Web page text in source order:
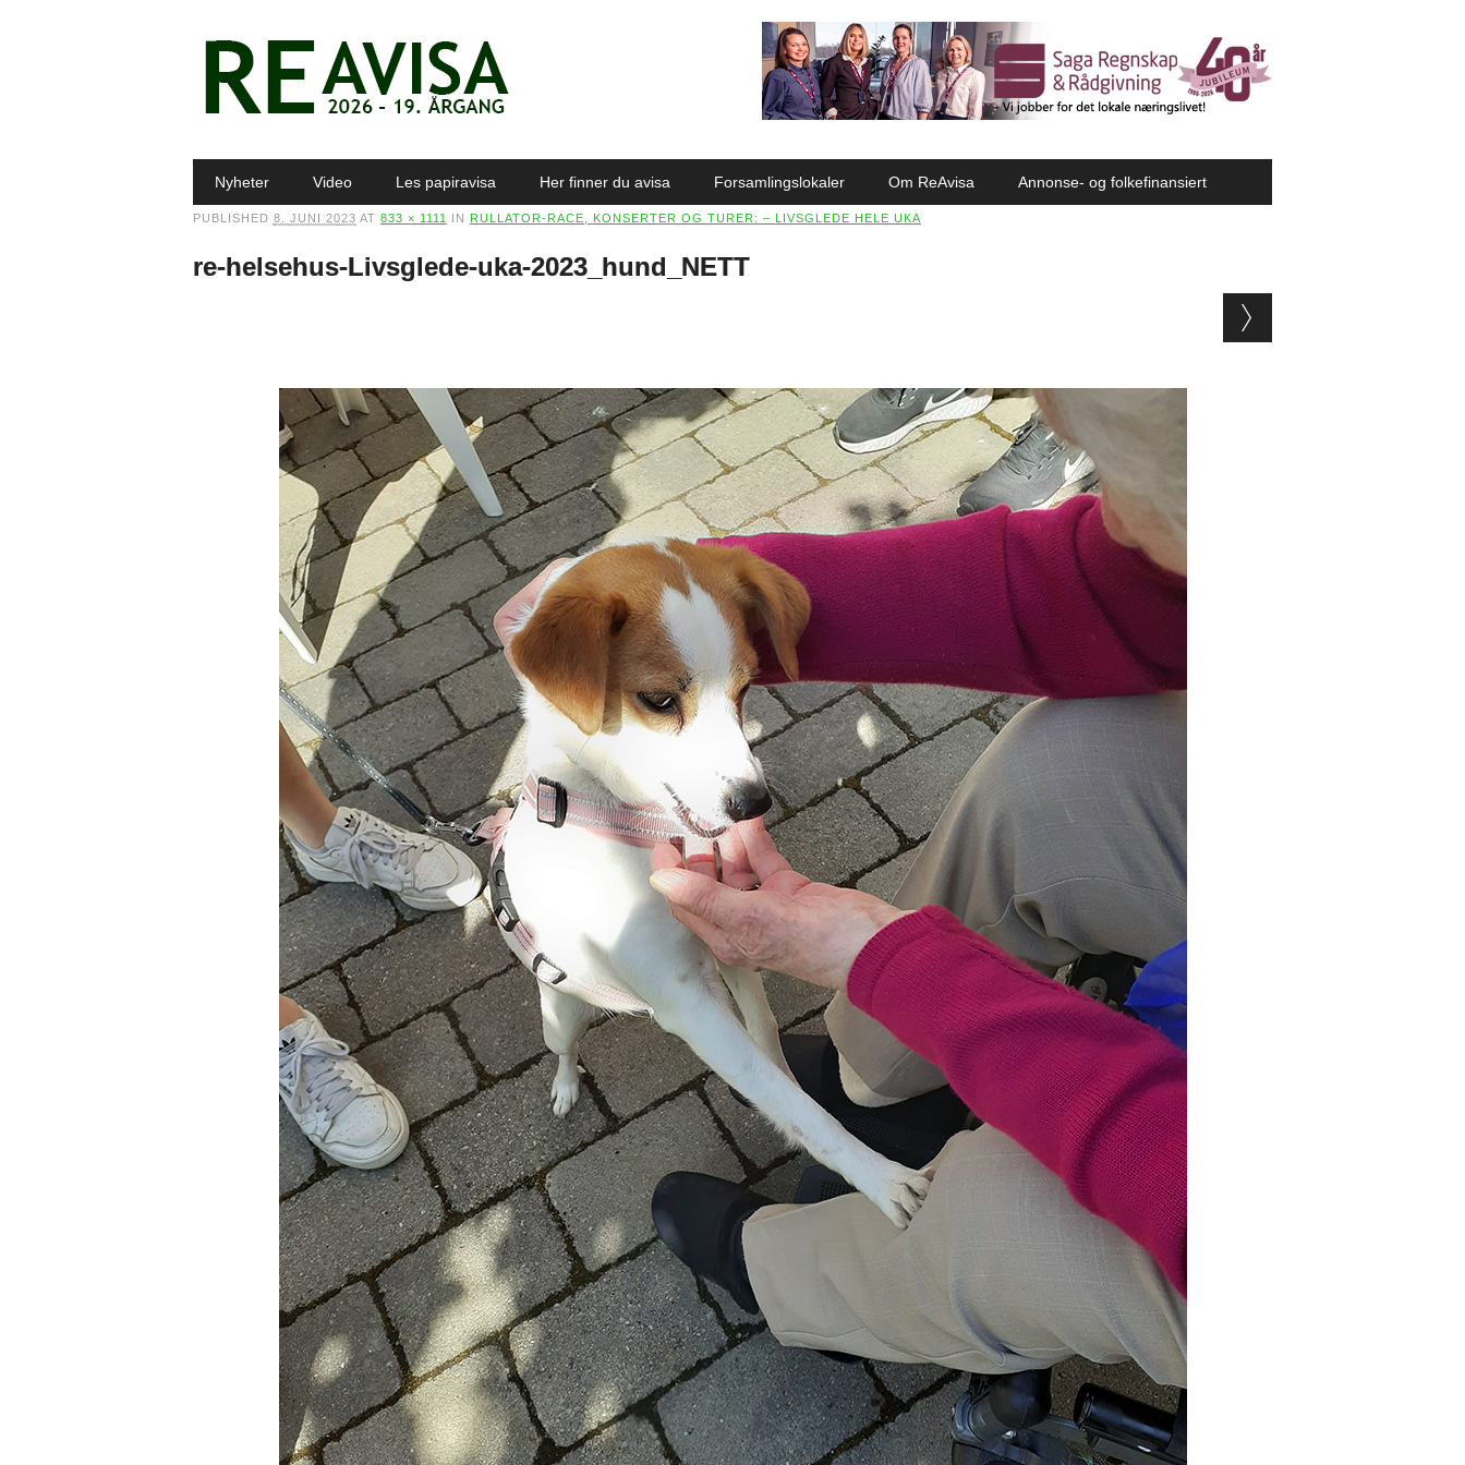
Main menu
Nyheter Video Les papiravisa Her finner du avisa Forsamlingslokaler Om ReAvisa Annonse- og folkefinansiert
PUBLISHED 8. JUNI 2023 AT 833 × 1111 IN RULLATOR-RACE, KONSERTER OG TURER: – LIVSGLEDE HELE UKA
re-helsehus-Livsglede-uka-2023_hund_NETT